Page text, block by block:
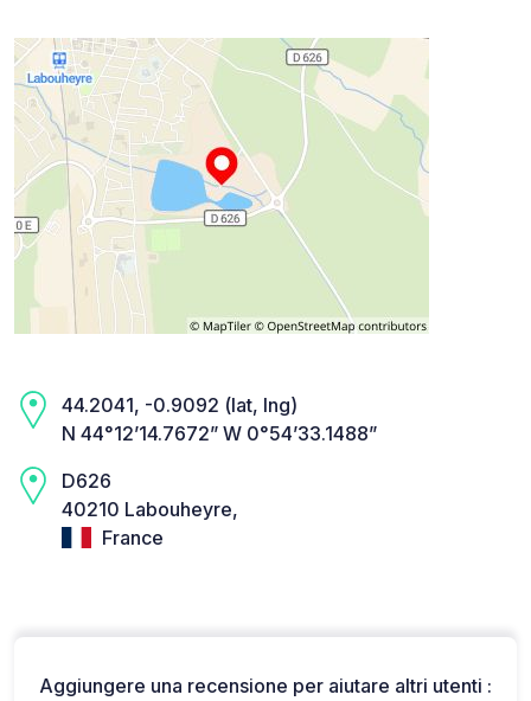
44.2041, -0.9092 (lat, lng)
N 44°12’14.7672” W 0°54’33.1488”
D626
40210 Labouheyre,
France
Aggiungere una recensione per aiutare altri utenti :